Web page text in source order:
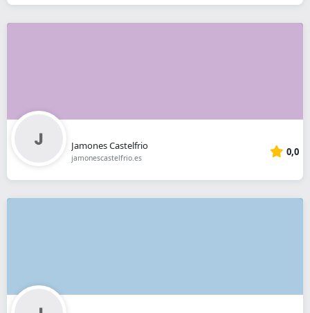
Jamones Castelfrio
jamonescastelfrio.es 0,0